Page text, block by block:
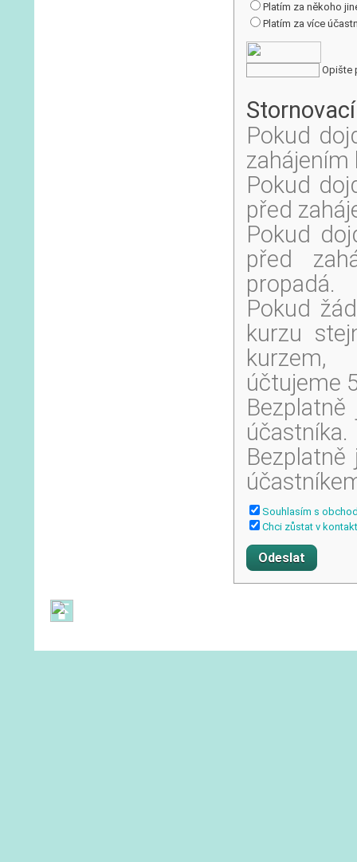
Platím za někoho
Platím za více
Opište
Pokud
zahájením
Pokud
před
Pokud
před
propadá.
Pokud
kurzu
kurzem,
účtujeme
účastníka.
Souhlasím s
Chci zůstat v